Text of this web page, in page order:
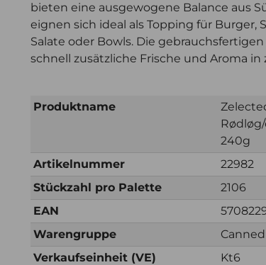
bieten eine ausgewogene Balance aus
eignen sich ideal als Topping für Burger,
Salate oder Bowls. Die
schnell zusätzliche Frische und Aroma in
Produktname
240g
Artikelnummer
22982
Stückzahl pro Palette
2106
EAN
Warengruppe
Verkaufseinheit (VE)
Kt6